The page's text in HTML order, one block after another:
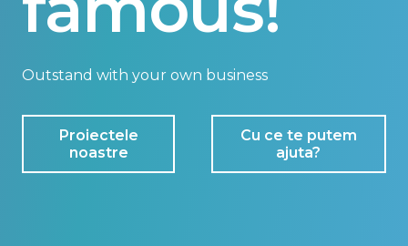
Outstand with your own business
Proiectele
noastre
Cu ce te putem
ajuta?